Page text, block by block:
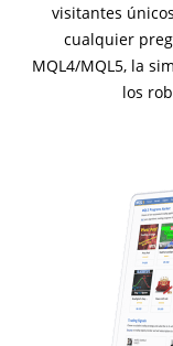
visitantes
cualquier
MQL4/MQL5, la
los